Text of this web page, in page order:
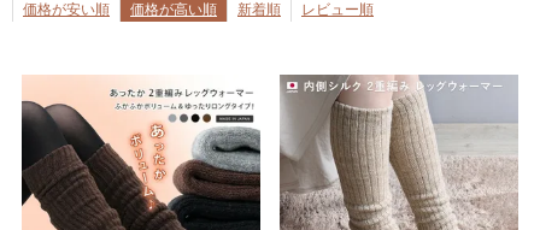
価格が安い順
価格が高い順 新着順 レビュー順